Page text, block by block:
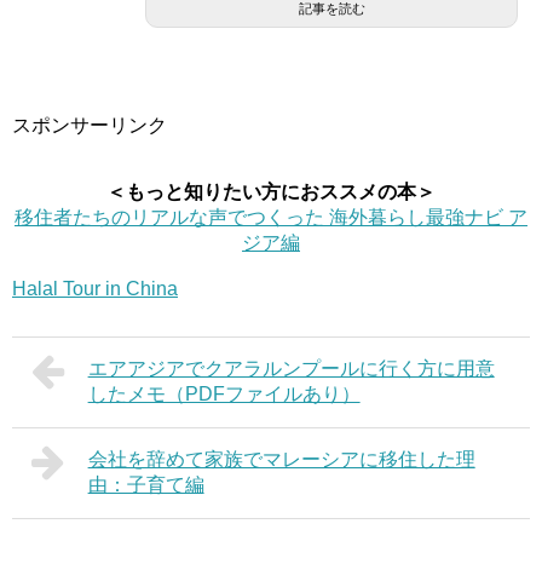
記事を読む
スポンサーリンク
＜もっと知りたい方におススメの本＞
移住者たちのリアルな声でつくった 海外暮らし最強ナビ ア
ジア編
Halal Tour in China
エアアジアでクアラルンプールに行く方に用意
したメモ（PDFファイルあり）
会社を辞めて家族でマレーシアに移住した理
由：子育て編